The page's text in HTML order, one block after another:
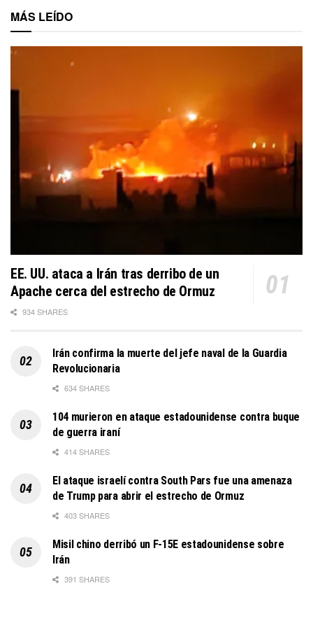
MÁS LEÍDO
EE. UU. ataca a Irán tras derribo de un
Apache cerca del estrecho de Ormuz
934 SHARES
Irán confirma la muerte del jefe naval de la Guardia
Revolucionaria
634 SHARES
104 murieron en ataque estadounidense contra buque
de guerra iraní
414 SHARES
El ataque israelí contra South Pars fue una amenaza
de Trump para abrir el estrecho de Ormuz
403 SHARES
Misil chino derribó un F-15E estadounidense sobre
Irán
391 SHARES